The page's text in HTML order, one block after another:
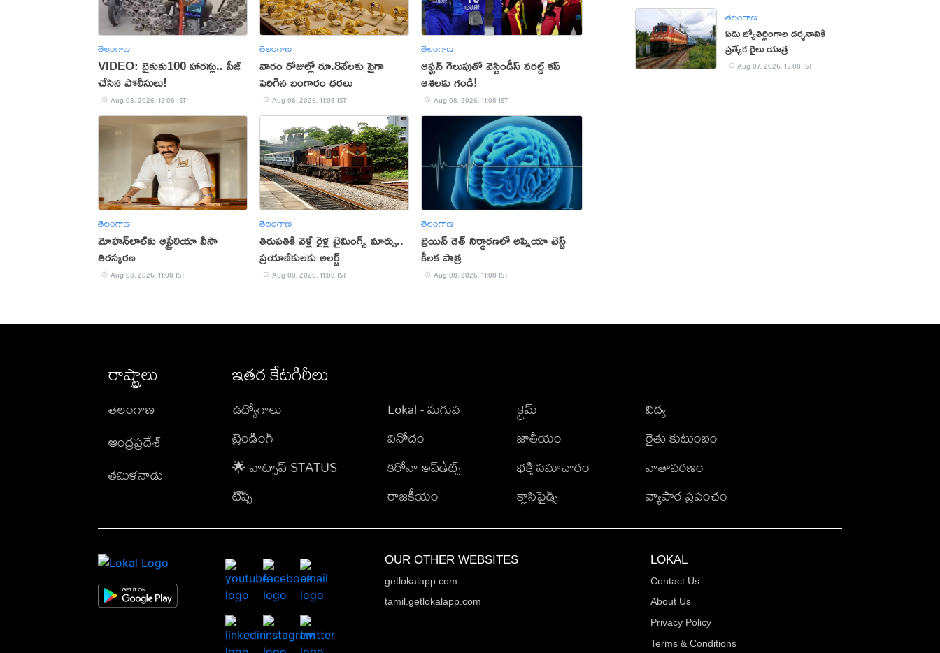
తెలంగాణ
VIDEO: బైకుకు100 హారన్లు.. సీజ్
చేసిన పోలీసులు!
Aug 08, 2026, 12:08 IST
తెలంగాణ
వారం రోజుల్లో రూ.8వేలకు పైగా
పెరిగిన బంగారం ధరలు
Aug 08, 2026, 11:08 IST
తెలంగాణ
ఆఫ్ఘన్ గెలుపుతో వెస్టిండీస్ వరల్డ్ కప్
ఆశలకు గండి!
Aug 08, 2026, 11:08 IST
తెలంగాణ
మోహన్‌లాల్‌కు ఆస్ట్రేలియా వీసా
తిరస్కరణ
Aug 08, 2026, 11:08 IST
తెలంగాణ
తిరుపతికి వెళ్లే రైళ్ల టైమింగ్స్ మార్పు..
ప్రయాణికులకు అలర్ట్
Aug 08, 2026, 11:08 IST
తెలంగాణ
బ్రెయిన్ డెత్ నిర్ధారణలో అప్నియా టెస్ట్
కీలక పాత్ర
Aug 08, 2026, 11:08 IST
తెలంగాణ
ఏడు జ్యోతిర్లింగాల దర్శనానికి
ప్రత్యేక రైలు యాత్ర
Aug 07, 2026, 15:08 IST
రాష్ట్రాలు
తెలంగాణ
ఆంధ్రప్రదేశ్
తమిళనాడు
ఇతర కేటగిరీలు
ఉద్యోగాలు
ట్రెండింగ్
🌟 వాట్సాప్ STATUS
టిప్స్
Lokal - మగువ
వినోదం
కరోనా అప్‌డేట్స్
రాజకీయం
క్రైమ్
జాతీయం
భక్తి సమాచారం
క్లాసిఫైడ్స్
విద్య
రైతు కుటుంబం
వాతావరణం
వ్యాపార ప్రపంచం
OUR OTHER WEBSITES
getlokalapp.com
tamil.getlokalapp.com
LOKAL
Contact Us
About Us
Privacy Policy
Terms & Conditions